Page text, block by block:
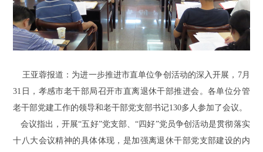
王亚蓉报道：为进一步推进市直单位争创活动的深入开展，7月
31日，孝感市老干部局召开市直离退休干部推进会。各单位分管
老干部党建工作的领导和老干部党支部书记130多人参加了会议。
会议指出，开展“五好”党支部、“四好”党员争创活动是贯彻落实
十八大会议精神的具体体现，是加强离退休干部党支部建设的内